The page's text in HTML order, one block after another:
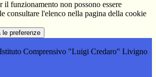
il funzionamento non possono essere
consultare l'elenco nella pagina della cookie
le preferenze
Istituto Comprensivo "Luigi Credaro" Livigno